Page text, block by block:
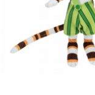
Vouchere Cadou